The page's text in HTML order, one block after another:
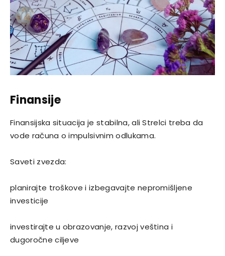
Finansije
Finansijska situacija je stabilna, ali Strelci treba da
vode računa o impulsivnim odlukama.
Saveti zvezda:
planirajte troškove i izbegavajte nepromišljene
investicije
investirajte u obrazovanje, razvoj veština i
dugoročne ciljeve